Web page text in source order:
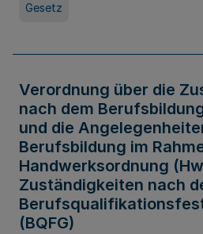
Gesetz
Verordnung über die
nach dem
und die
Berufsbildung im
Handwerksordnung
Zuständigkeiten nach
(BQFG)